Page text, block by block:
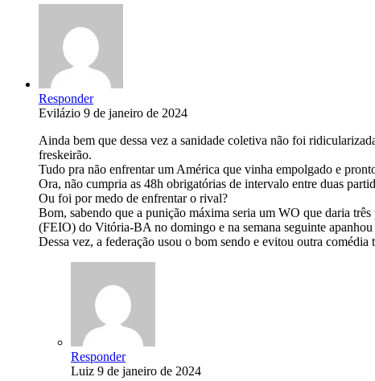
Responder
Evilázio 9 de janeiro de 2024
Ainda bem que dessa vez a sanidade coletiva não foi
freskeirão.
Tudo pra não enfrentar um América que vinha empolgado e
Ora, não cumpria as 48h obrigatórias de intervalo entre duas
Ou foi por medo de enfrentar o rival?
Bom, sabendo que a punição máxima seria um WO que daria
(FEIO) do Vitória-BA no domingo e na semana seguinte
Dessa vez, a federação usou o bom sendo e evitou outra
Responder
Luiz 9 de janeiro de 2024